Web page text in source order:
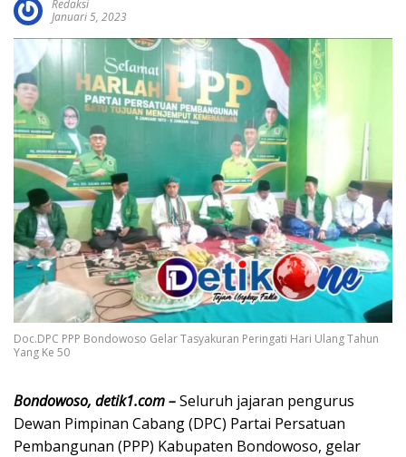
Redaksi
Januari 5, 2023
Doc.DPC PPP Bondowoso Gelar Tasyakuran Peringati Hari Ulang Tahun
Yang Ke 50
Bondowoso, detik1.com –Seluruh jajaran pengurus
Dewan Pimpinan Cabang (DPC) Partai Persatuan
Pembangunan (PPP) Kabupaten Bondowoso, gelar